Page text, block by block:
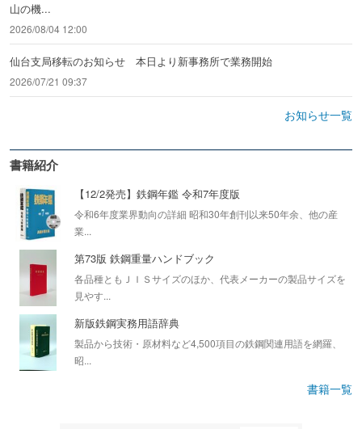
山の機...
2026/08/04 12:00
仙台支局移転のお知らせ 本日より新事務所で業務開始
2026/07/21 09:37
お知らせ一覧
書籍紹介
【12/2発売】鉄鋼年鑑 令和7年度版
令和6年度業界動向の詳細 昭和30年創刊以来50年余、他の産
業...
第73版 鉄鋼重量ハンドブック
各品種ともＪＩＳサイズのほか、代表メーカーの製品サイズを
見やす...
新版鉄鋼実務用語辞典
製品から技術・原材料など4,500項目の鉄鋼関連用語を網羅、
昭...
書籍一覧